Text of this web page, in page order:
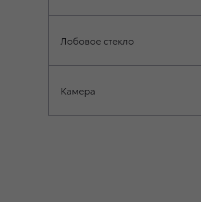
Лобовое стекло
Камера